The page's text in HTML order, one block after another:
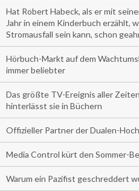
Hat Robert Habeck, als er mit
Jahr in einem Kinderbuch erzählt,
Stromausfall sein kann, schon
Hörbuch-Markt auf dem
immer beliebter
Das größte TV-Ereignis aller
hinterlässt sie in Büchern
Offizieller Partner der Dualen-
Media Control kürt den Sommer-
Warum ein Pazifist geschreddert